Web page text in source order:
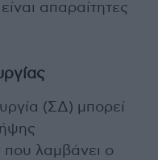
απαραίτητες
(ΣΔ) μπορεί
λαμβάνει ο